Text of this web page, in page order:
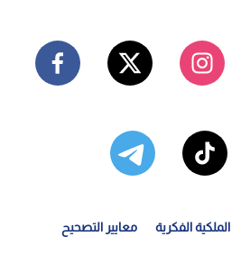
الملكية الفكرية معايير التصحيح